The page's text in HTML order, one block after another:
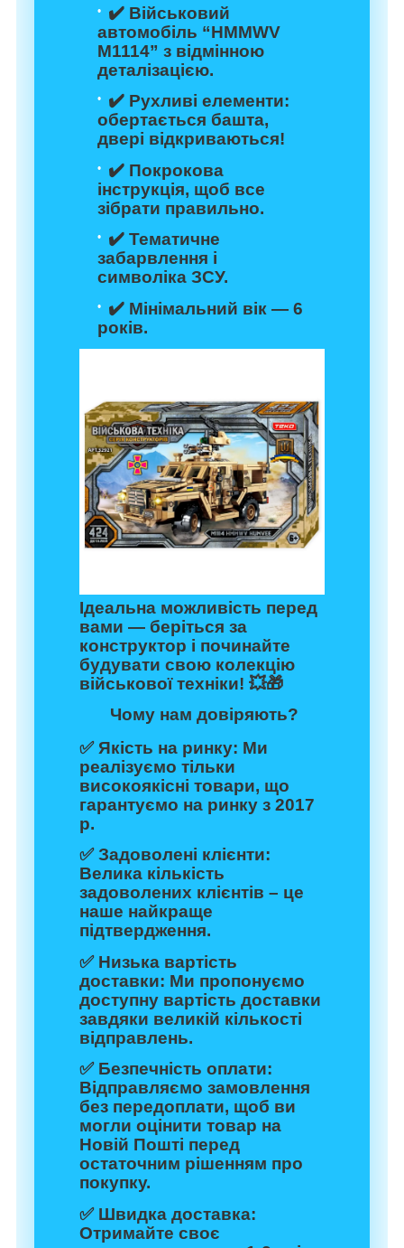
✔️ Військовий
автомобіль “HMMWV
M1114” з відмінною
деталізацією.
✔️ Рухливі елементи:
обертається башта,
двері відкриваються!
✔️ Покрокова
інструкція, щоб все
зібрати правильно.
✔️ Тематичне
забарвлення і
символіка ЗСУ.
✔️ Мінімальний вік — 6
років.
Ідеальна можливість перед
вами — беріться за
конструктор і починайте
будувати свою колекцію
військової техніки! 💥🎁
Чому нам довіряють?
✅ Якість на ринку: Ми
реалізуємо тільки
високоякісні товари, що
гарантуємо на ринку з 2017
р.
✅Задоволені клієнти:
Велика кількість
задоволених клієнтів – це
наше найкраще
підтвердження.
✅ Низька вартість
доставки: Ми пропонуємо
доступну вартість доставки
завдяки великій кількості
відправлень.
✅ Безпечність оплати:
Відправляємо замовлення
без передоплати, щоб ви
могли оцінити товар на
Новій Пошті перед
остаточним рішенням про
покупку.
✅ Швидка доставка:
Отримайте своє